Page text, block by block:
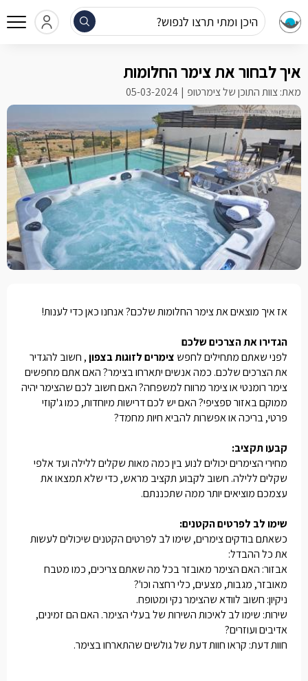
היכן ומתי תרצו לנפוש?
איך לבחור את צימר החלומות
מאת: צוות התוכן של צימרטופ 05-03-2024
אז איך מוצאים את צימר החלומות שלכם? אנחנו כאן כדי לענות!
הגדירו את הצרכים שלכם
לפני שאתם מתחילים לחפש צימרים לזוגות בצפון, חשוב להגדיר
את הצרכים שלכם. כמה אנשים יתארחו בצימר? האם אתם מחפשים
צימר רומנטי או צימר מרווח למשפחה? האם חשוב לכם שהצימר יהיה
ממוקם באזור ספציפי? האם יש לכם דרישות מיוחדות, כמו ג'קוזי
פרטי, בריכה או אפשרות להביא חיות מחמד?
קבעו תקציב:
מחירי הצימרים יכולים לנוע בין כמה מאות שקלים ללילה ועד אלפי
שקלים ללילה. חשוב לקבוע תקציב מראש, כדי שלא תמצאו את
עצמכם מוציאים יותר ממה שתכננתם.
שימו לב לפרטים הקטנים:
כשאתם בודקים צימרים, שימו לב לפרטים הקטנים שיכולים לעשות
את כל ההבדל:
אבזור: האם הצימר מאובזר בכל מה שאתם צריכים, כמו מטבח
מאובזר, מגבות, מצעים, כלי רחצה וכו'?
ניקיון: חשוב לוודא שהצימר נקי ומטופח.
שירות: שימו לב לאיכות השירות של בעלי הצימר. האם הם זמינים,
אדיבים ועוזרים?
חוות דעת: קראו חוות דעת של גולשים שהתארחו בצימר.